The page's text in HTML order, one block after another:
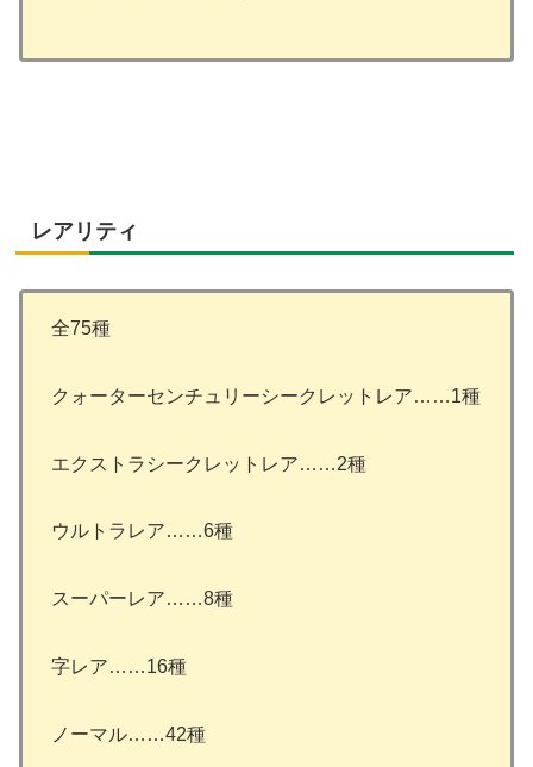
レアリティ
全75種
クォーターセンチュリーシークレットレア……1種
エクストラシークレットレア……2種
ウルトラレア……6種
スーパーレア……8種
字レア……16種
ノーマル……42種